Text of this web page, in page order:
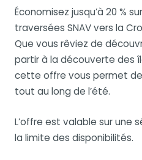
Économisez jusqu’à 20 %
traversées SNAV vers la
Que vous rêviez de
partir à la découverte des
cette offre vous permet
tout au long de l’été.
L’offre est valable sur une
la limite des disponibilités.